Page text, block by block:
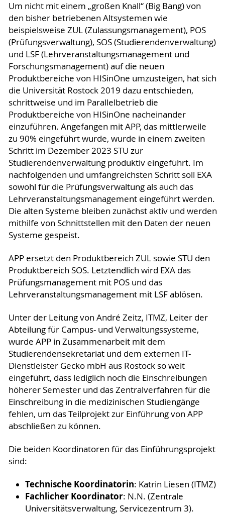
Um nicht mit einem „großen Knall“ (Big Bang) von
den bisher betriebenen Altsystemen wie
beispielsweise ZUL (Zulassungsmanagement), POS
(Prüfungsverwaltung), SOS (Studierendenverwaltung)
und LSF (Lehrveranstaltungsmanagement und
Forschungsmanagement) auf die neuen
Produktbereiche von HISinOne umzusteigen, hat sich
die Universität Rostock 2019 dazu entschieden,
schrittweise und im Parallelbetrieb die
Produktbereiche von HISinOne nacheinander
einzuführen. Angefangen mit APP, das mittlerweile
zu 90% eingeführt wurde, wurde in einem zweiten
Schritt im Dezember 2023 STU zur
Studierendenverwaltung produktiv eingeführt. Im
nachfolgenden und umfangreichsten Schritt soll EXA
sowohl für die Prüfungsverwaltung als auch das
Lehrveranstaltungsmanagement eingeführt werden.
Die alten Systeme bleiben zunächst aktiv und werden
mithilfe von Schnittstellen mit den Daten der neuen
Systeme gespeist.
APP ersetzt den Produktbereich ZUL sowie STU den
Produktbereich SOS. Letztendlich wird EXA das
Prüfungsmanagement mit POS und das
Lehrveranstaltungsmanagement mit LSF ablösen.
Unter der Leitung von André Zeitz, ITMZ, Leiter der
Abteilung für Campus- und Verwaltungssysteme,
wurde APP in Zusammenarbeit mit dem
Studierendensekretariat und dem externen IT-
Dienstleister Gecko mbH aus Rostock so weit
eingeführt, dass lediglich noch die Einschreibungen
höherer Semester und das Zentralverfahren für die
Einschreibung in die medizinischen Studiengänge
fehlen, um das Teilprojekt zur Einführung von APP
abschließen zu können.
Die beiden Koordinatoren für das Einführungsprojekt
sind:
Technische Koordinatorin: Katrin Liesen (ITMZ)
Fachlicher Koordinator: N.N. (Zentrale
Universitätsverwaltung, Servicezentrum 3).